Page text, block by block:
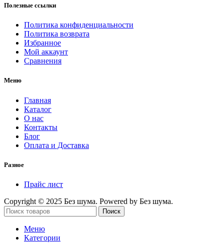
Полезные ссылки
Политика конфиденциальности
Политика возврата
Избранное
Мой аккаунт
Сравнения
Меню
Главная
Каталог
О нас
Контакты
Блог
Оплата и Доставка
Разное
Прайс лист
Copyright © 2025 Без шума. Powered by Без шума.
Поиск
Меню
Категории